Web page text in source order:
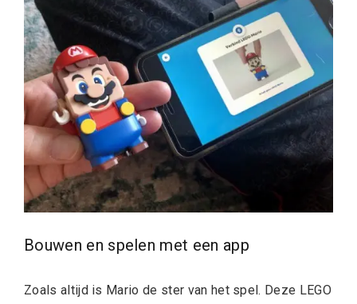
Bouwen en spelen met een app
Zoals altijd is Mario de ster van het spel. Deze LEGO